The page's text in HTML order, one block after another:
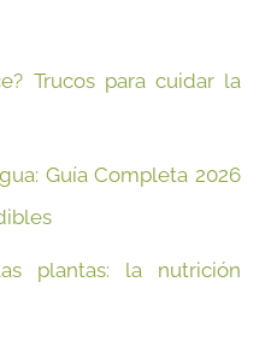
Trucos para cuidar la
Guía Completa 2026
plantas: la nutrición